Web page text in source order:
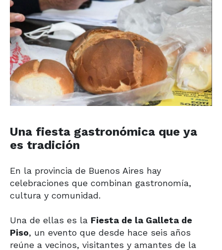
Una fiesta gastronómica que ya
es tradición
En la provincia de Buenos Aires hay
celebraciones que combinan gastronomía,
cultura y comunidad.
Una de ellas es la Fiesta de la Galleta de
Piso, un evento que desde hace seis años
reúne a vecinos, visitantes y amantes de la